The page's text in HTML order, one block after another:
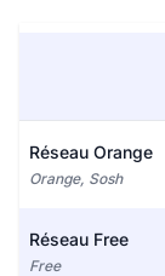
Réseau Orange
Orange, Sosh
Réseau Free
Free